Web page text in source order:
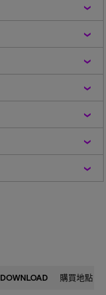
DOWNLOAD 購買地點